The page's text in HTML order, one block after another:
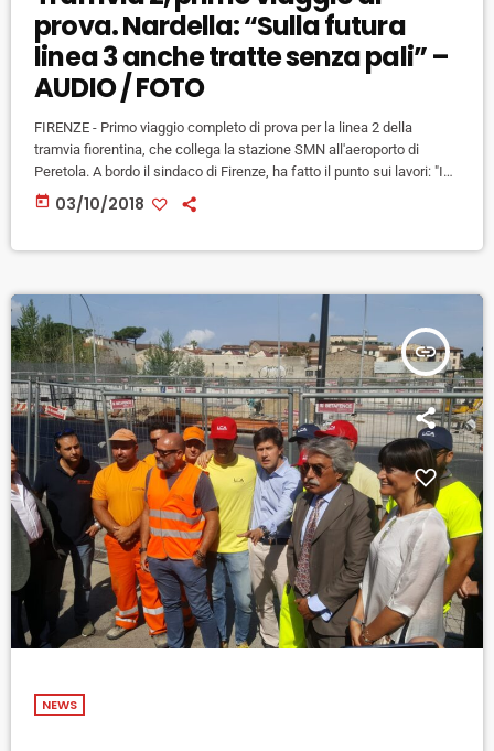
prova. Nardella: “Sulla futura
linea 3 anche tratte senza pali” –
AUDIO / FOTO
FIRENZE - Primo viaggio completo di prova per la linea 2 della
tramvia fiorentina, che collega la stazione SMN all'aeroporto di
Peretola. A bordo il sindaco di Firenze, ha fatto il punto sui lavori: "I
tecnici di Tram spa ci hanno confermato il rispetto dei tempi : fine
lavori a metà novembre e entrata in esercizio entro fine anno" a patto
today 03/10/2018
insert_link
NEWS